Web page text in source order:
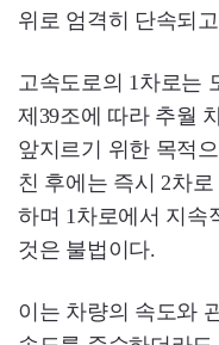
위로 엄격히 단속되
고속도로의 1차로는
제39조에 따라 추월
앞지르기 위한 목적
친 후에는 즉시 2차
하며 1차로에서 지속
것은 불법이다.
이는 차량의 속도와